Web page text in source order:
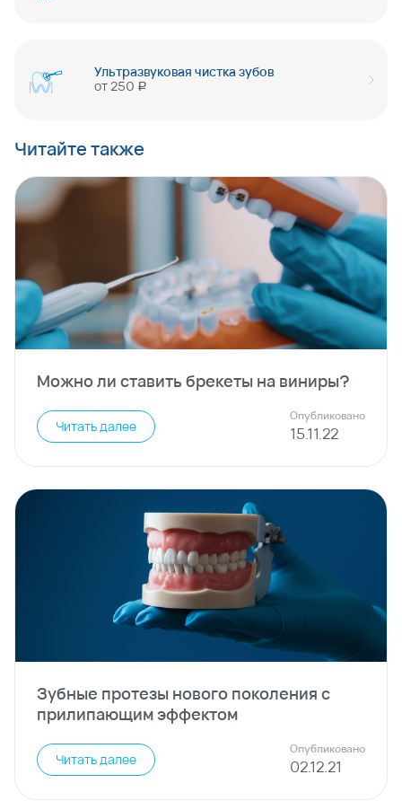
Ультразвуковая чистка зубов
от 250 руб
Читайте также
Можно ли ставить брекеты на виниры?
Читать далее
Опубликовано
15.11.22
Зубные протезы нового поколения с
прилипающим эффектом
Читать далее
Опубликовано
02.12.21